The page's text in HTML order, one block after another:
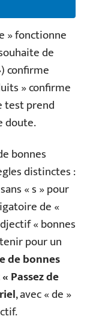
» fonctionne
de
confirme
» confirme
test prend
doute.
bonnes
distinctes :
« s » pour
de «
« bonnes
pour un
de bonnes
Passez de
, avec « de »